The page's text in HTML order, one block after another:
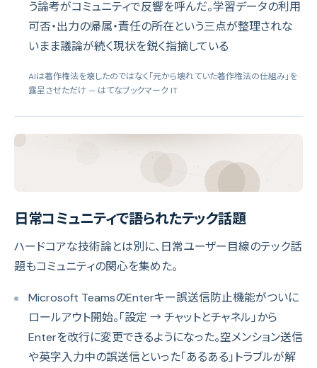
う論考がコミュニティで反響を呼んだ。学習データの利用
可否・出力の帰属・責任の所在という三点が整理されな
いまま議論が続く現状を鋭く指摘している
AIは著作権法を壊したのではなく「元から壊れていた著作権法の仕組み」を
露呈させただけ — はてなブックマーク IT
日常コミュニティで語られたテック話題
ハードコアな技術論とは別に、日常ユーザー目線のテック話
題もコミュニティの関心を集めた。
Microsoft TeamsのEnterキー誤送信防止機能がついに
ロールアウト開始。「設定 → チャットとチャネル」から
Enterを改行に変更できるようになった。空メンション送信
や英字入力中の誤送信といった「あるある」トラブルが解